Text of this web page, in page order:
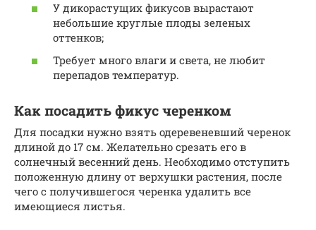
У дикорастущих фикусов вырастают
небольшие круглые плоды зеленых
оттенков;
Требует много влаги и света, не любит
перепадов температур.
Как посадить фикус черенком
Для посадки нужно взять одеревеневший черенок
длиной до 17 см. Желательно срезать его в
солнечный весенний день. Необходимо отступить
положенную длину от верхушки растения, после
чего с получившегося черенка удалить все
имеющиеся листья.